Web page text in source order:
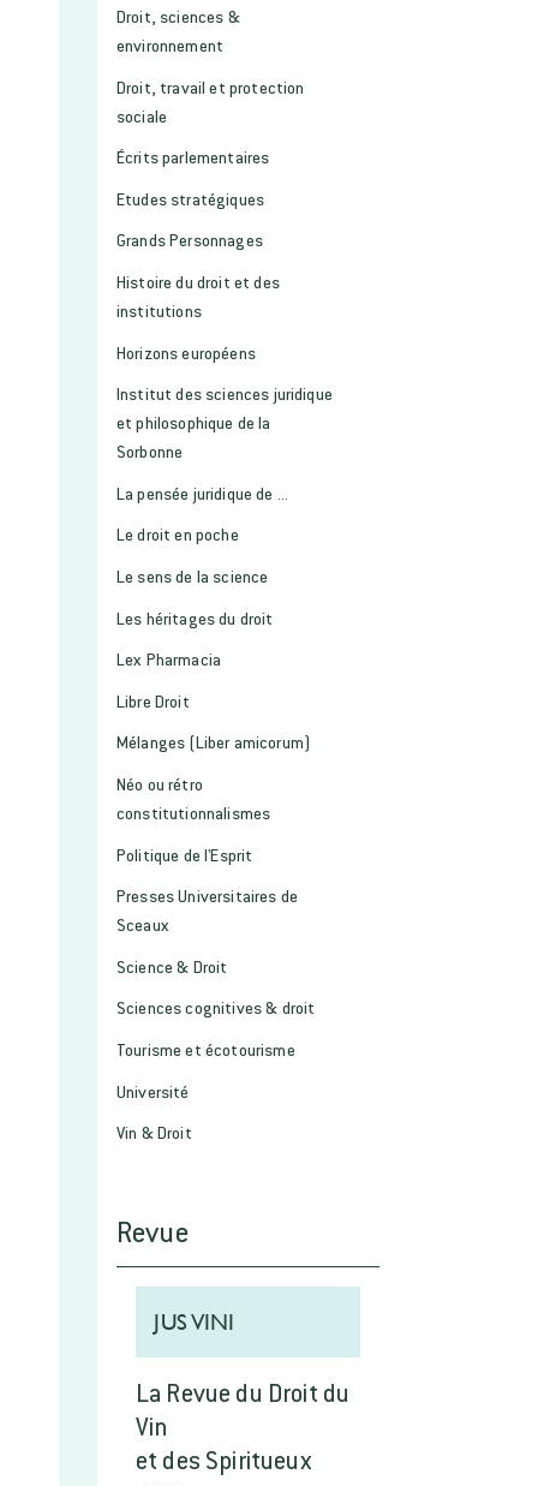
Droit, sciences &
environnement
Droit, travail et protection
sociale
Écrits parlementaires
Etudes stratégiques
Grands Personnages
Histoire du droit et des
institutions
Horizons européens
Institut des sciences juridique
et philosophique de la
Sorbonne
La pensée juridique de ...
Le droit en poche
Le sens de la science
Les héritages du droit
Lex Pharmacia
Libre Droit
Mélanges (Liber amicorum)
Néo ou rétro
constitutionnalismes
Politique de l'Esprit
Presses Universitaires de
Sceaux
Science & Droit
Sciences cognitives & droit
Tourisme et écotourisme
Université
Vin & Droit
Revue
JUS VINI
La Revue du Droit du
Vin
et des Spiritueux